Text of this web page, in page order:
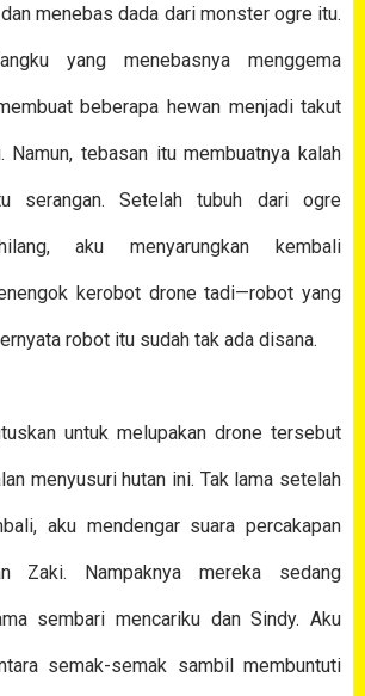
menebas dada dari monster ogre itu.
yang menebasnya menggema
beberapa hewan menjadi takut
Namun, tebasan itu membuatnya kalah
serangan. Setelah tubuh dari ogre
aku menyarungkan kembali
kerobot drone tadi—robot yang
robot itu sudah tak ada disana.
untuk melupakan drone tersebut
menyusuri hutan ini. Tak lama setelah
aku mendengar suara percakapan
Zaki. Nampaknya mereka sedang
sembari mencariku dan Sindy. Aku
semak-semak sambil membuntuti